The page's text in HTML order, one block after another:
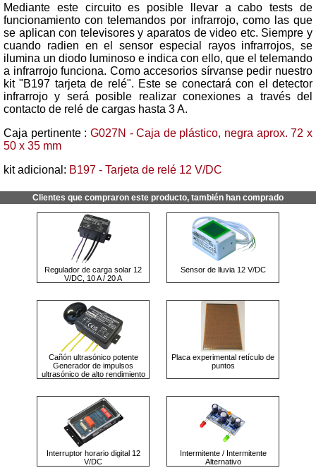
Mediante este circuito es posible llevar a cabo tests de
funcionamiento con telemandos por infrarrojo, como las que
se aplican con televisores y aparatos de video etc. Siempre y
cuando radien en el sensor especial rayos infrarrojos, se
ilumina un diodo luminoso e indica con ello, que el telemando
a infrarrojo funciona. Como accesorios sírvanse pedir nuestro
kit "B197 tarjeta de relé". Este se conectará con el detector
infrarrojo y será posible realizar conexiones a través del
contacto de relé de cargas hasta 3 A.
Caja pertinente : G027N - Caja de plástico, negra aprox. 72 x
50 x 35 mm
kit adicional: B197 - Tarjeta de relé 12 V/DC
Clientes que compraron este producto, también han comprado
Regulador de carga solar 12
V/DC, 10 A / 20 A
Sensor de lluvia 12 V/DC
Cañón ultrasónico potente
Generador de impulsos
ultrasónico de alto rendimiento
Placa experimental retículo de
puntos
Interruptor horario digital 12
V/DC
Intermitente / Intermitente
Alternativo